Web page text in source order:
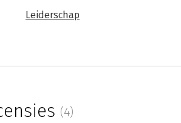
Leiderschap
(4)